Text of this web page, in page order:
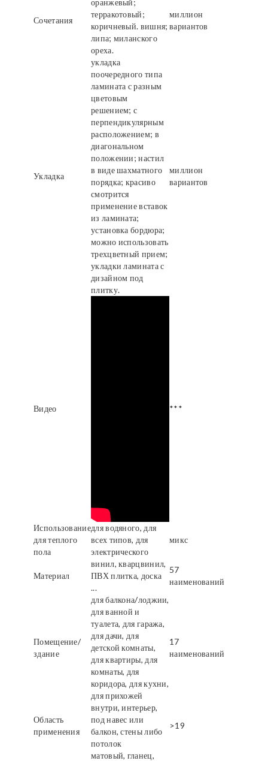
Сочетания
оранжевый;
терракотовый;
коричневый. вишня;
липа; миланского
ореха.
миллион
вариантов
Укладка
укладка
поочередного типа
ламината с разным
цветовым
решением; с
перпендикулярным
расположением; в
диагональном
положении; настил
в виде шахматного
порядка; красиво
смотрится
применение вставок
из ламината;
установка бордюра;
можно использовать
трехцветный прием;
укладки ламината с
дизайном под
плитку.
миллион
вариантов
Видео ***
Использование
для теплого
пола
для водяного, для
всех типов, для
электрического
микс
Материал
винил, кварцвинил,
ПВХ плитка, доска
...
57
наименований
Помещение/
здание
для балкона/лоджии,
для ванной и
туалета, для гаража,
для дачи, для
детской комнаты,
для квартиры, для
комнаты, для
коридора, для кухни,
для прихожей
17
наименований
Область
применения
внутри, интерьер,
под навес или
балкон, стены либо
потолок
>19
матовый, гланец,